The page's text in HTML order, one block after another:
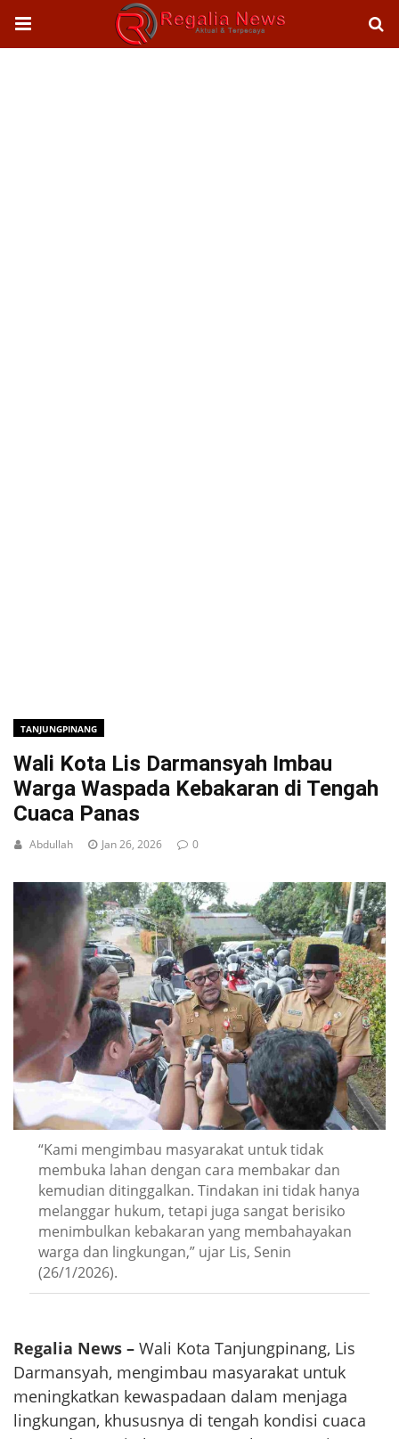
TANJUNGPINANG
Wali Kota Lis Darmansyah Imbau
Warga Waspada Kebakaran di Tengah
Cuaca Panas
Abdullah Jan 26, 2026 0
“Kami mengimbau masyarakat untuk tidak
membuka lahan dengan cara membakar dan
kemudian ditinggalkan. Tindakan ini tidak hanya
melanggar hukum, tetapi juga sangat berisiko
menimbulkan kebakaran yang membahayakan
warga dan lingkungan,” ujar Lis, Senin
(26/1/2026).
Regalia News – Wali Kota Tanjungpinang, Lis
Darmansyah, mengimbau masyarakat untuk
meningkatkan kewaspadaan dalam menjaga
lingkungan, khususnya di tengah kondisi cuaca